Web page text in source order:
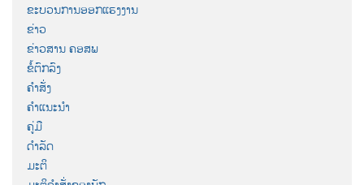
ຂະບວນການອອກແຮງງານ
ຂ່າວ
ຂ່າວສານ ຄອສພ
ຂໍ້ຕົກລົງ
ຄຳສັ່ງ
ຄຳແນະນຳ
ຄູ່ມື
ດຳລັດ
ມະຕິ